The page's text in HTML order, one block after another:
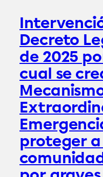
Decreto
de 2025
cual se
proteger